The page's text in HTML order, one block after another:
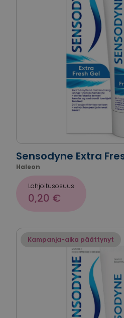
Sensodyne Extra
Haleon
Lahjoitusosuus
0,20 €
Kampanja-aika päättynyt